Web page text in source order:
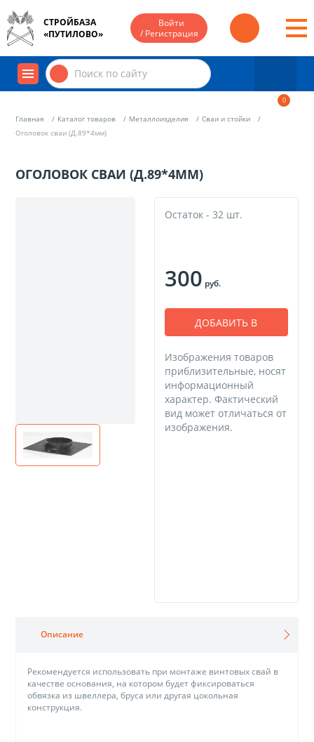
СТРОЙБАЗА
«ПУТИЛОВО»
Войти
/ Регистрация
0
Главная Каталог товаров Металлоизделия
Сваи и стойки
Оголовок сваи (Д.89*4мм)
ОГОЛОВОК СВАИ (Д.89*4ММ)
Остаток - 32 шт.
300 руб.
ДОБАВИТЬ В
Изображения товаров
приблизительные, носят
информационный
характер. Фактический
вид может отличаться от
изображения.
Описание
Рекомендуется использовать при монтаже винтовых свай в
качестве основания, на котором будет фиксироваться
обвязка из швеллера, бруса или другая цокольная
конструкция.